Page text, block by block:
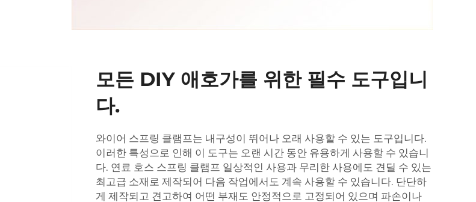
모든 DIY 애호가를 위한 필수 도구입니
다.
와이어 스프링 클램프는 내구성이 뛰어나 오래 사용할 수 있는 도구입니다.
이러한 특성으로 인해 이 도구는 오랜 시간 동안 유용하게 사용할 수 있습니
다. 연료 호스 스프링 클램프 일상적인 사용과 무리한 사용에도 견딜 수 있는
최고급 소재로 제작되어 다음 작업에서도 계속 사용할 수 있습니다. 단단하
게 제작되고 견고하여 어떤 부재도 안정적으로 고정되어 있으며 파손이나